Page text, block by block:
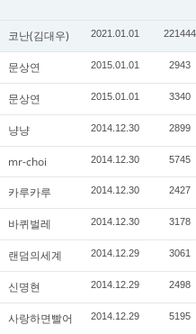
코난(김대우) 2021.01.01 221444
문상연 2015.01.01 2943
문상연 2015.01.01 3340
냥냥 2014.12.30 2899
mr-choi 2014.12.30 5745
카루카루 2014.12.30 2427
바퀴벌레 2014.12.30 3178
랜덤의세계 2014.12.29 3061
신명현 2014.12.29 2498
사랑하면빨어 2014.12.29 5195